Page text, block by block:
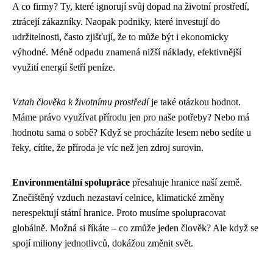
A co firmy? Ty, které ignorují svůj dopad na životní prostředí,
ztrácejí zákazníky. Naopak podniky, které investují do
udržitelnosti, často zjišťují, že to může být i ekonomicky
výhodné. Méně odpadu znamená nižší náklady, efektivnější
využití energií šetří peníze.
Vztah člověka k životnímu prostředíje také otázkou hodnot.
Máme právo využívat přírodu jen pro naše potřeby? Nebo má
hodnotu sama o sobě? Když se procházíte lesem nebo sedíte u
řeky, cítíte, že příroda je víc než jen zdroj surovin.
Environmentální spolupráce přesahuje hranice naší země.
Znečištěný vzduch nezastaví celnice, klimatické změny
nerespektují státní hranice. Proto musíme spolupracovat
globálně. Možná si říkáte – co zmůže jeden člověk? Ale když se
spojí miliony jednotlivců, dokážou změnit svět.